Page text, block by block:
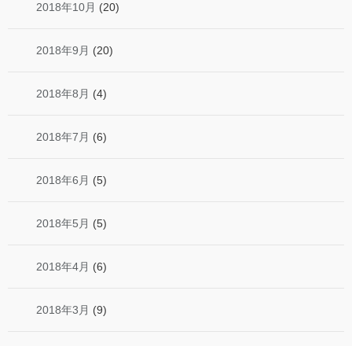
2018年10月 (20)
2018年9月 (20)
2018年8月 (4)
2018年7月 (6)
2018年6月 (5)
2018年5月 (5)
2018年4月 (6)
2018年3月 (9)